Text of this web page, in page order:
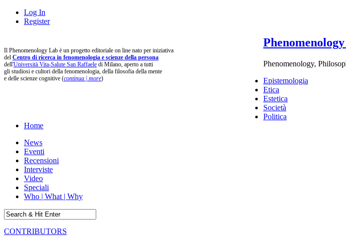
Log In
Register
Il Phenomenology Lab è un progetto editoriale on line nato per iniziativa
del Centro di ricerca in fenomenologia e scienze della persona
dell'Università Vita-Salute San Raffaele di Milano, aperto a tutti
gli studiosi e cultori della fenomenologia, della filosofia della mente
e delle scienze cognitive (continua | more)
Phenomenology,
Epistemologia
Etica
Estetica
Società
Politica
Home
News
Eventi
Recensioni
Interviste
Video
Speciali
Who | What | Why
CONTRIBUTORS